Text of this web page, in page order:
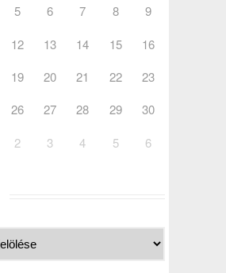
5 6 7 8
9
12 13 14 15
16
19 20 21 22
23
26 27 28 29
30
2 3 4 5 6